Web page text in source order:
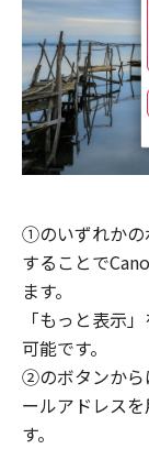
①のいずれかの
することで
ます。
「もっと表示
可能です。
②のボタンから
ールアドレス
す。